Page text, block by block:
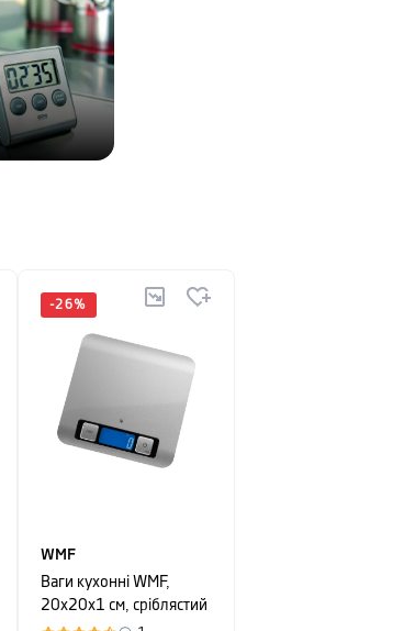
-26%
WMF
Ваги кухонні WMF,
20х20х1 см, сріблястий